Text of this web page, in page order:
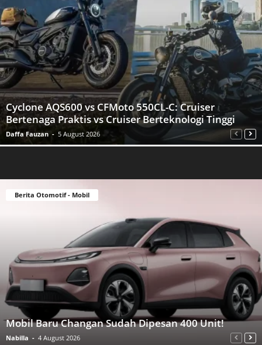
Cyclone AQS600 vs CFMoto 550CL-C: Cruiser
Bertenaga Praktis vs Cruiser Berteknologi Tinggi
Daffa Fauzan - 5 August 2026
Berita Otomotif - Mobil
Mobil Baru Changan Sudah Dipesan 400 Unit!
Nabilla - 4 August 2026